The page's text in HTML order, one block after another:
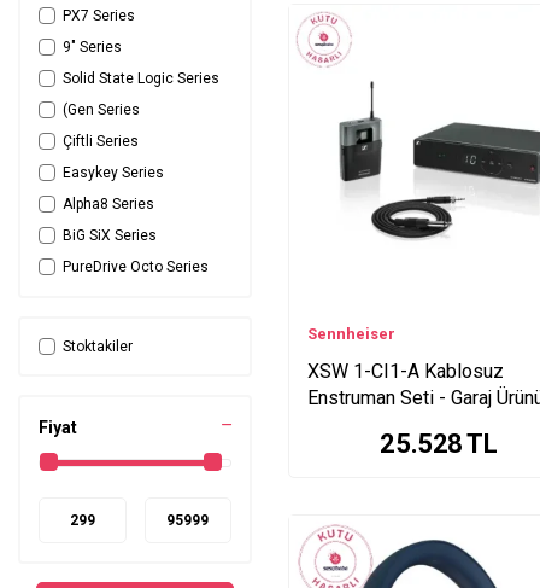
Worlde
Yamaha
PX7 Series
9″ Series
Solid State Logic Series
(Gen Series
Çiftli Series
Easykey Series
Alpha8 Series
BiG SiX Series
PureDrive Octo Series
Series
Desktop Laptop And
SPBT2005BK Series
Stoktakiler
Fiyat
Sennheiser
XSW 1-CI1-A Kablosuz
Enstruman Seti - Garaj
25.528TL